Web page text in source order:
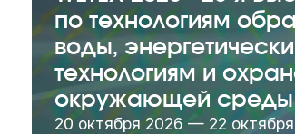
по технологиям
воды,
технологиям и
окружающей среды
20 октября 2026 — 22